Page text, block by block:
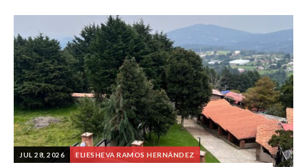
JUL 28, 2026 ELIESHEVA RAMOS HERNÁNDEZ